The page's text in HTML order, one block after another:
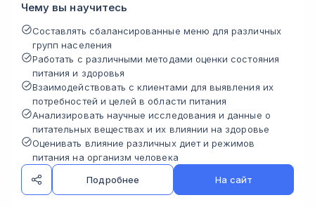
Чему вы научитесь
Составлять сбалансированные меню для различных
групп населения
Работать с различными методами оценки состояния
питания и здоровья
Взаимодействовать с клиентами для выявления их
потребностей и целей в области питания
Анализировать научные исследования и данные о
питательных веществах и их влиянии на здоровье
Оценивать влияние различных диет и режимов
питания на организм человека
Подробнее
На сайт